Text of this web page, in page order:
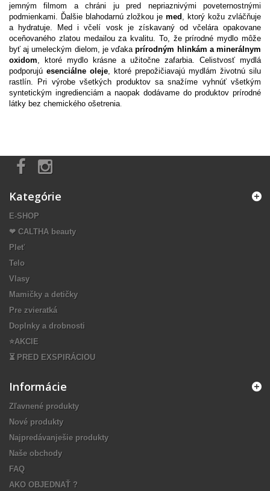
jemným filmom a chráni ju pred nepriaznivými poveternostnými
podmienkami. Ďalšie blahodarnú zložkou je med , ktorý kožu zvláčňuje
a hydratuje. Med i včelí vosk je získavaný od včelára opakovane
oceňovaného zlatou medailou za kvalitu. To, že prírodné mydlo môže
byť aj umeleckým dielom, je vďakaprírodným hlinkám a minerálnym
oxidom, ktoré mydlo krásne a užitočne zafarbia. Celistvosť mydlá
podporujú esenciálne oleje, ktoré prepožičiavajú mydlám životnú silu
rastlín. Pri výrobe všetkých produktov sa snažíme vyhnúť všetkým
syntetickým ingredienciám a naopak dodávame do produktov prírodné
látky bez chemického ošetrenia.
Kategórie
E-SHOP
❤ CALTHA beauty
Pleť
Telo
Vlasy
Mamičky a detičky
Pre zvieratká
Doplnky a drobnosti
⭐️AKCIE
⏳ PRED EXSPIRÁCIOU
Informácie
Zľavnené produkty
Nové produkty
Najpredávanješie produkty
Naše obchody
FAQ
AKO OBJEDNAŤ ?